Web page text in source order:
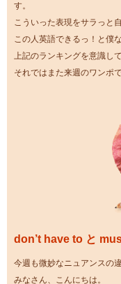
す。
こういった表現をサラっと
この人英語できるっ！と僕
上記のランキングを意識し
それではまた来週のワンポ
don’t have to と
今週も微妙なニュアンスの
みなさん、こんにちは。